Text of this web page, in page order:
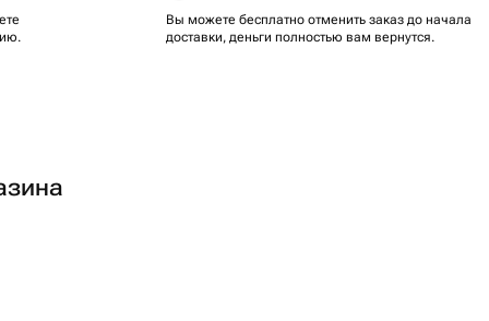
Вы можете бесплатно отменить заказ до начала
доставки, деньги полностью вам вернутся.